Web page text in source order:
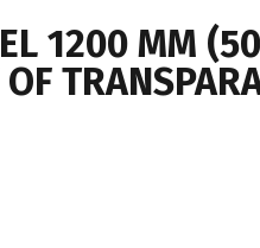
1200 MM (50